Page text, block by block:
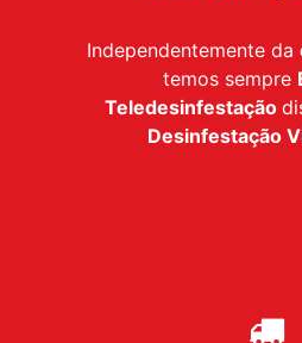
Independentemente da
temos sempre
Teledesinfestação
Desinfestação